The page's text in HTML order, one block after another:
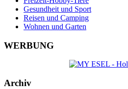
Gesundheit und Sport
Reisen und Camping
Wohnen und Garten
WERBUNG
Archiv